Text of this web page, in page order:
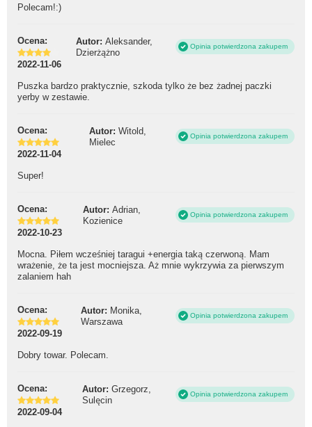
Polecam!:)
Ocena: Autor: Aleksander,
Dzierżążno
Opinia potwierdzona zakupem
2022-11-06
Puszka bardzo praktycznie, szkoda tylko że bez żadnej paczki
yerby w zestawie.
Ocena: Autor: Witold,
Mielec
Opinia potwierdzona zakupem
2022-11-04
Super!
Ocena: Autor: Adrian,
Kozienice
Opinia potwierdzona zakupem
2022-10-23
Mocna. Piłem wcześniej taragui +energia taką czerwoną. Mam
wrażenie, że ta jest mocniejsza. Aż mnie wykrzywia za pierwszym
zalaniem hah
Ocena: Autor: Monika,
Warszawa
Opinia potwierdzona zakupem
2022-09-19
Dobry towar. Polecam.
Ocena: Autor: Grzegorz,
Sulęcin
Opinia potwierdzona zakupem
2022-09-04